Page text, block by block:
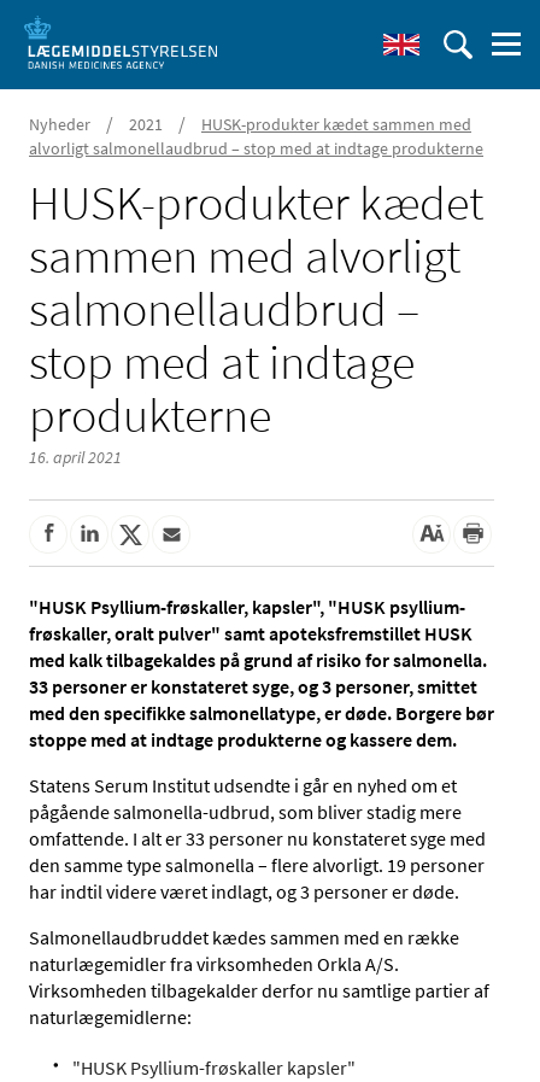
Nyheder / 2021 /
HUSK-produkter kædet sammen med
alvorligt salmonellaudbrud – stop med at indtage produkterne
HUSK-produkter kædet
sammen med alvorligt
salmonellaudbrud –
stop med at indtage
produkterne
16. april 2021
"HUSK Psyllium-frøskaller, kapsler", "HUSK psyllium-
frøskaller, oralt pulver" samt apoteksfremstillet HUSK
med kalk tilbagekaldes på grund af risiko for salmonella.
33 personer er konstateret syge, og 3 personer, smittet
med den specifikke salmonellatype, er døde. Borgere bør
stoppe med at indtage produkterne og kassere dem.
Statens Serum Institut udsendte i går en nyhed om et
pågående salmonella-udbrud, som bliver stadig mere
omfattende. I alt er 33 personer nu konstateret syge med
den samme type salmonella – flere alvorligt. 19 personer
har indtil videre været indlagt, og 3 personer er døde.
Salmonellaudbruddet kædes sammen med en række
naturlægemidler fra virksomheden Orkla A/S.
Virksomheden tilbagekalder derfor nu samtlige partier af
naturlægemidlerne:
"HUSK Psyllium-frøskaller kapsler"